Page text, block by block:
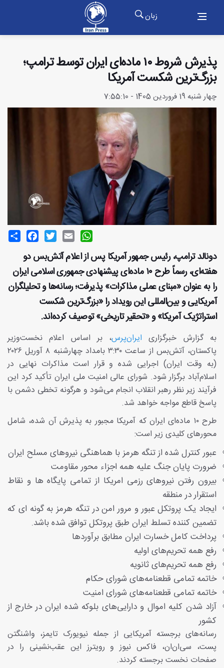
زبان
پذیرش شروط ۱۰ ماده‌ای ایران توسط ترامپ؛
بزرگ‌ترین شکست آمریکا
چهار شنبه 19 فروردین 1405 - 7:55:10
Share
FacebookTwitterEmail
WhatsApp
دونالد ترامپ، رئیس جمهور آمریکا پس از اعلام آتش‌بس دو
هفته‌ای، رسماً طرح ۱۰ ماده‌ای پیشنهادی جمهوری اسلامی ایران
را به عنوان «مبنای عملی مذاکرات» پذیرفت؛ رسانه‌ها و تحلیلگران
آمریکایی و بین‌المللی این رویداد را «بزرگ‌ترین شکست
استراتژیک آمریکا» و «تحقیر تاریخی» توصیف کرده‌اند.
به گزارش خبرگزاریایران‌پرس، بر اساس اعلام نخست‌وزیر
پاکستان، آتش‌بس از ساعت ۳:۳۰ بامداد چهارشنبه ۸ آوریل ۲۰۲۶
(به وقت ایران) اجرایی شده و قرار است مذاکرات نهایی در
اسلام‌آباد برگزار شود. شورای عالی امنیت ملی ایران تأکید کرد این
فرآیند زیر نظر رهبر انقلاب انجام می‌شود و هرگونه تخطی دشمن با
پاسخ قاطع مواجه خواهد شد.
طرح ۱۰ ماده‌ای ایران که آمریکا مجبور به پذیرش آن شده، شامل
محورهای کلیدی زیر است:
عبور کنترل شده از تنگه هرمز با هماهنگی نیروهای مسلح ایران
ضرورت پایان جنگ علیه همه اجزاء محور مقاومت
بیرون رفتن نیروهای رزمی امریکا از تمامی پایگاه ها و نقاط
استقرار در منطقه
ایجاد یک پروتکل عبور و مرور امن در تنگه هرمز به گونه ای که
تضمین کننده تسلط ایران طبق پروتکل توافق شده باشد.
پرداخت کامل خسارت ایران مطابق برآوردها
رفع همه تحریم‌های اولیه
رفع همه تحریم‌های ثانویه
خاتمه تمامی قطعنامه‌های شورای حکام
خاتمه تمامی قطعنامه‌های شورای امنیت
آزاد شدن کلیه اموال و دارایی‌های بلوکه شده ایران در خارج از
کشور
رسانه‌های برجسته آمریکایی از جمله نیویورک تایمز، واشنگتن
پست، سی‌ان‌ان، فاکس نیوز و رویترز این عقب‌نشینی را در
صفحات نخست برجسته کردند.